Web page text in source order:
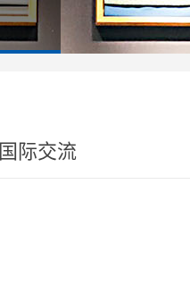
国际交流